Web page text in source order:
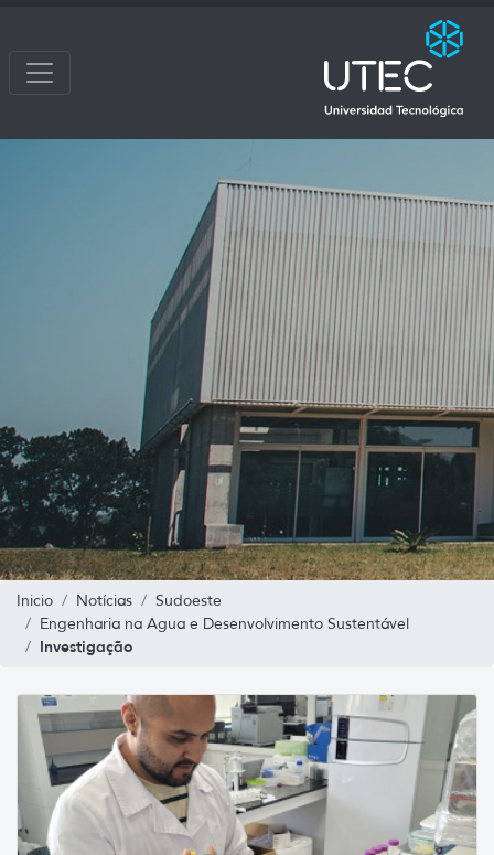
Inicio Notícias
Sudoeste
Engenharia na Agua e Desenvolvimento Sustentável
Investigação